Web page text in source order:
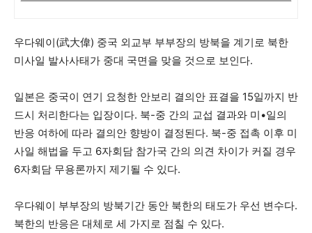
우다웨이(武大偉) 중국 외교부 부부장의 방북을 계기로 북한
미사일 발사사태가 중대 국면을 맞을 것으로 보인다.
일본은 중국이 연기 요청한 안보리 결의안 표결을 15일까지 반
드시 처리한다는 입장이다. 북-중 간의 교섭 결과와 미•일의
반응 여하에 따라 결의안 향방이 결정된다. 북-중 접촉 이후 미
사일 해법을 두고 6자회담 참가국 간의 의견 차이가 커질 경우
6자회담 무용론까지 제기될 수 있다.
우다웨이 부부장의 방북기간 동안 북한의 태도가 우선 변수다.
북한의 반응은 대체로 세 가지로 점칠 수 있다.